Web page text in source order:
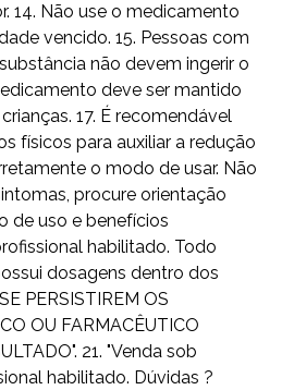
14. Não use o medicamento
vencido. 15. Pessoas com
não devem ingerir o
deve ser mantido
17. É recomendável
físicos para auxiliar a redução
o modo de usar. Não
procure orientação
de uso e benefícios
habilitado. Todo
dosagens dentro dos
PERSISTIREM OS
OU FARMACÊUTICO
21. "Venda sob
habilitado. Dúvidas ?